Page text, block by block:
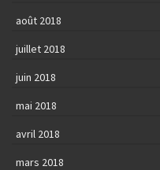
août 2018
juillet 2018
juin 2018
mai 2018
avril 2018
mars 2018